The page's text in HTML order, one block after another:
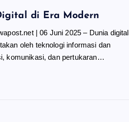
di Era Modern
| 06 Juni 2025 – Dunia digital
oleh teknologi informasi dan
komunikasi, dan pertukaran…